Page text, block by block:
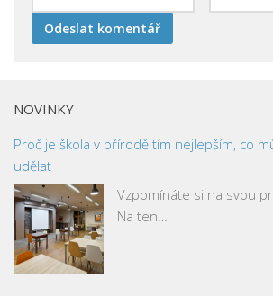
NOVINKY
Proč je škola v přírodě tím nejlepším, co
udělat
Vzpomínáte si na svou
Na ten…